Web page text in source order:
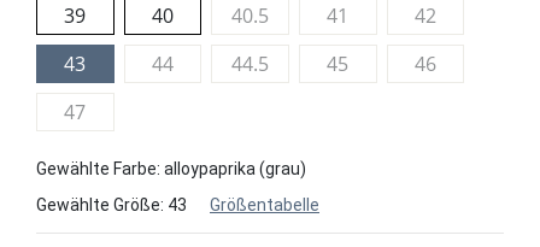
39
40 40.5 41
42
43
44 44.5 45
46
47
Gewählte Farbe: alloypaprika (grau)
Gewählte Größe: 43 Größentabelle